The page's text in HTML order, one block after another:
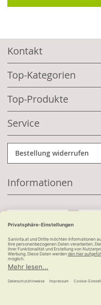
Kontakt
Top-Kategorien
Top-Produkte
Service
Bestellung widerrufen
Informationen
Kauf auf Rechnung